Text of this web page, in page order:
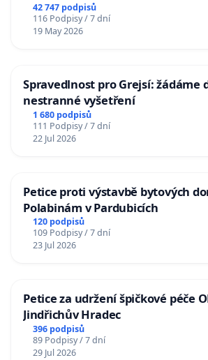
42 747 podpisů
116 Podpisy / 7 dní
19 May 2026
Spravedlnost pro Grejsí: žádáme
nestranné vyšetření
1 680 podpisů
111 Podpisy / 7 dní
22 Jul 2026
Petice proti výstavbě bytových
Polabinám v Pardubicích
120 podpisů
109 Podpisy / 7 dní
23 Jul 2026
Petice za udržení špičkové péče
Jindřichův Hradec
396 podpisů
89 Podpisy / 7 dní
29 Jul 2026